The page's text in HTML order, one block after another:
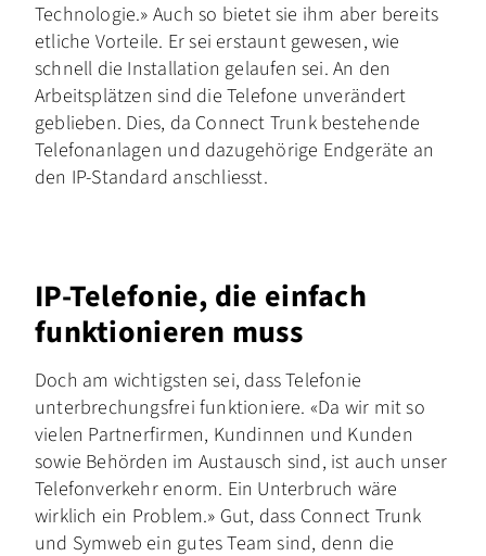
Technologie.» Auch so bietet sie ihm aber bereits
etliche Vorteile. Er sei erstaunt gewesen, wie
schnell die Installation gelaufen sei. An den
Arbeitsplätzen sind die Telefone unverändert
geblieben. Dies, da Connect Trunk bestehende
Telefonanlagen und dazugehörige Endgeräte an
den IP-Standard anschliesst.
IP-Telefonie, die einfach
funktionieren muss
Doch am wichtigsten sei, dass Telefonie
unterbrechungsfrei funktioniere. «Da wir mit so
vielen Partnerfirmen, Kundinnen und Kunden
sowie Behörden im Austausch sind, ist auch unser
Telefonverkehr enorm. Ein Unterbruch wäre
wirklich ein Problem.» Gut, dass Connect Trunk
und Symweb ein gutes Team sind, denn die